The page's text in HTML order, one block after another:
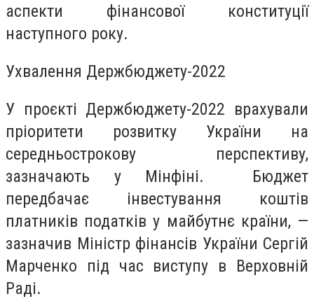
аспекти фінансової конституції
наступного року.
Ухвалення Держбюджету-2022
У проєкті Держбюджету-2022 врахували
пріоритети розвитку України на
середньострокову перспективу,
зазначають у Мінфіні. Бюджет
передбачає інвестування коштів
платників податків у майбутнє країни, —
зазначив Міністр фінансів України Сергій
Марченко під час виступу в Верховній
Раді.